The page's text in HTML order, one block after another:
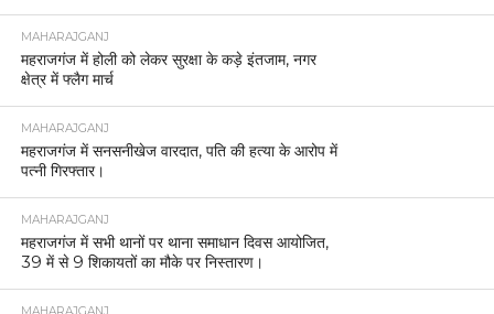
MAHARAJGANJ
महराजगंज में होली को लेकर सुरक्षा के कड़े इंतजाम, नगर
क्षेत्र में फ्लैग मार्च
MAHARAJGANJ
महराजगंज में सनसनीखेज वारदात, पति की हत्या के आरोप में
पत्नी गिरफ्तार।
MAHARAJGANJ
महराजगंज में सभी थानों पर थाना समाधान दिवस आयोजित,
39 में से 9 शिकायतों का मौके पर निस्तारण।